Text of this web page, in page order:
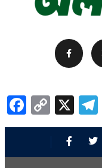
Facebook
Copy
Link
X